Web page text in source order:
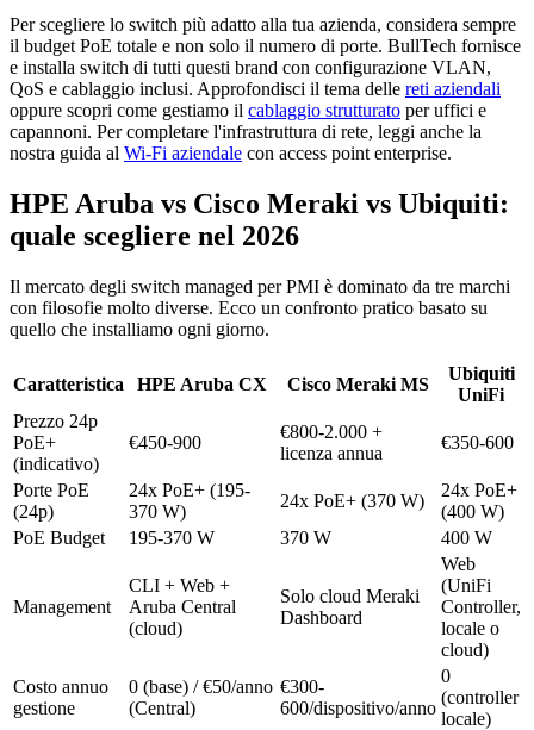
Per scegliere lo switch più adatto alla tua azienda, considera sempre
il budget PoE totale e non solo il numero di porte. BullTech fornisce
e installa switch di tutti questi brand con configurazione VLAN,
QoS e cablaggio inclusi. Approfondisci il tema delle reti aziendali
oppure scopri come gestiamo il cablaggio strutturato per uffici e
capannoni. Per completare l'infrastruttura di rete, leggi anche la
nostra guida al Wi-Fi aziendale con access point enterprise.
HPE Aruba vs Cisco Meraki vs Ubiquiti:
quale scegliere nel 2026
Il mercato degli switch managed per PMI è dominato da tre marchi
con filosofie molto diverse. Ecco un confronto pratico basato su
quello che installiamo ogni giorno.
Caratteristica HPE Aruba CX Cisco Meraki MS
Ubiquiti
UniFi
Prezzo 24p
PoE+
(indicativo)
€450-900
€800-2.000 +
licenza annua
€350-600
Porte PoE
(24p)
24x PoE+ (195-
370 W)
24x PoE+ (370 W)
24x PoE+
(400 W)
PoE Budget
195-370 W 370 W 400 W
Management
CLI + Web +
Aruba Central
(cloud)
Solo cloud Meraki
Dashboard
Web
(UniFi
Controller,
locale o
cloud)
Costo annuo
gestione
0 (base) / €50/anno
(Central)
€300-
600/dispositivo/anno
0
(controller
locale)